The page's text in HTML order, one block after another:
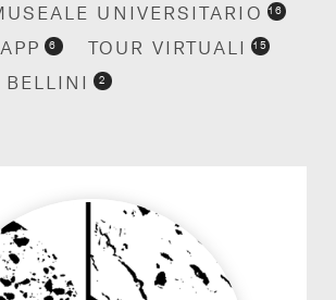
UNIVERSITARIO 16
6 TOUR VIRTUALI 15
2